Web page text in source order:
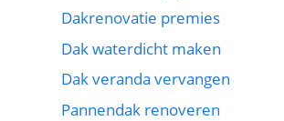
Dakrenovatie premies
Dak waterdicht maken
Dak veranda vervangen
Pannendak renoveren